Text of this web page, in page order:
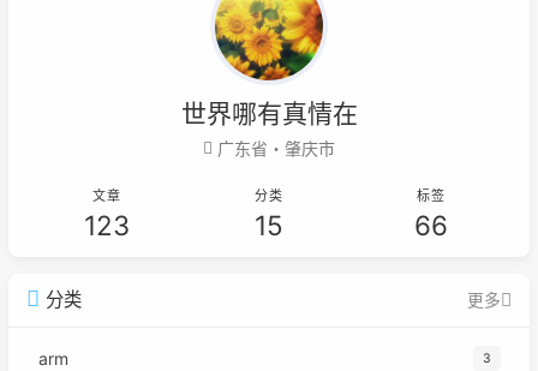
世界哪有真情在
广东省・肇庆市
文章
123
分类
15
标签
66
分类 更多
arm 3